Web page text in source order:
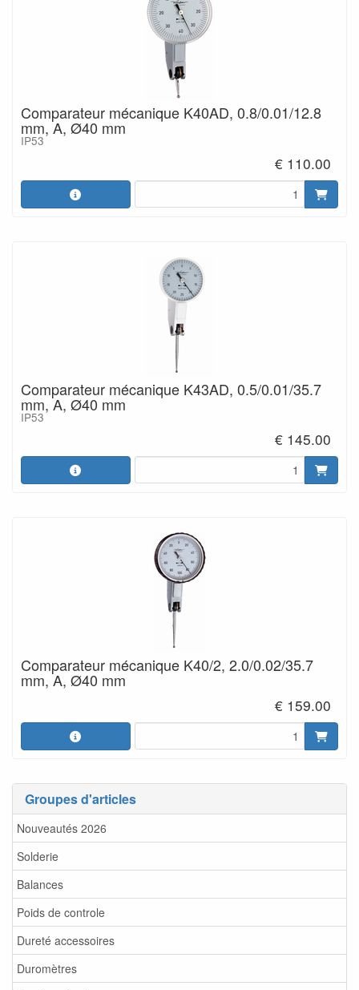
Groupes d'articles
Nouveautés 2026
Solderie
Balances
Poids de controle
Dureté accessoires
Duromètres
Comparateur mécanique K40AD, 0.8/0.01/12.8
mm, A, Ø40 mm
IP53
€ 110.00
Comparateur mécanique K43AD, 0.5/0.01/35.7
mm, A, Ø40 mm
IP53
€ 145.00
Comparateur mécanique K40/2, 2.0/0.02/35.7
mm, A, Ø40 mm
€ 159.00